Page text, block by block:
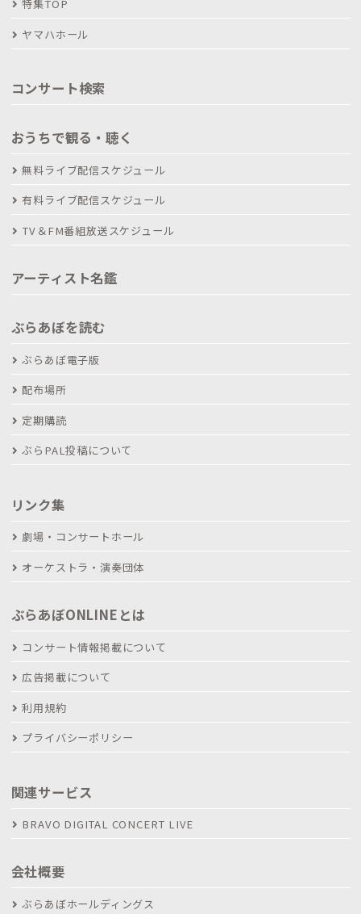
特集TOP
ヤマハホール
コンサート検索
おうちで観る・聴く
無料ライブ配信スケジュール
有料ライブ配信スケジュール
TV＆FM番組放送スケジュール
アーティスト名鑑
ぶらあぼを読む
ぶらあぼ電子版
配布場所
定期購読
ぶらPAL投稿について
リンク集
劇場・コンサートホール
オーケストラ・演奏団体
ぶらあぼONLINEとは
コンサート情報掲載について
広告掲載について
利用規約
プライバシーポリシー
関連サービス
BRAVO DIGITAL CONCERT LIVE
会社概要
ぶらあぼホールディングス